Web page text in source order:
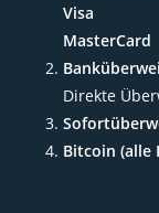
Visa
MasterCard
Direkte
Bitcoin (alle